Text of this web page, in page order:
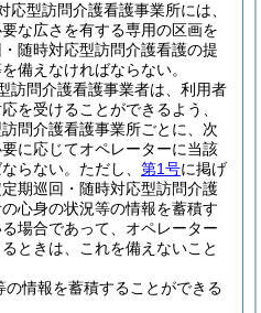
応型訪問介護看護事業所には、
な広さを有する専用の区画を
随時対応型訪問介護看護の提
備えなければならない。
訪問介護看護事業者は、利用者
を受けることができるよう、
問介護看護事業所ごとに、次
に応じてオペレーターに当該
らない。 ただし、 第1号に掲げ
期巡回・随時対応型訪問介護
心身の状況等の情報を蓄積す
場合であって、オペレーター
ときは、これを備えないこと
情報を蓄積することができる